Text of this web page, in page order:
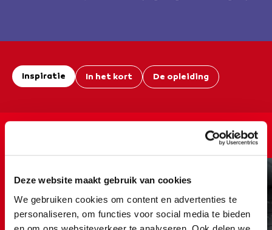
Deze website maakt gebruik van cookies
We gebruiken cookies om content en advertenties te
personaliseren, om functies voor social media te bieden
Inspiratie In het kort De opleiding